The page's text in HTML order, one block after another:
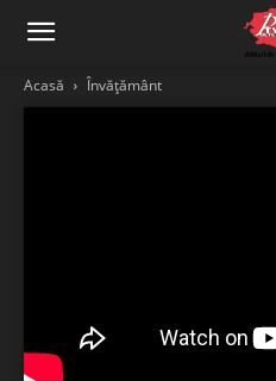
Acasă Învățământ